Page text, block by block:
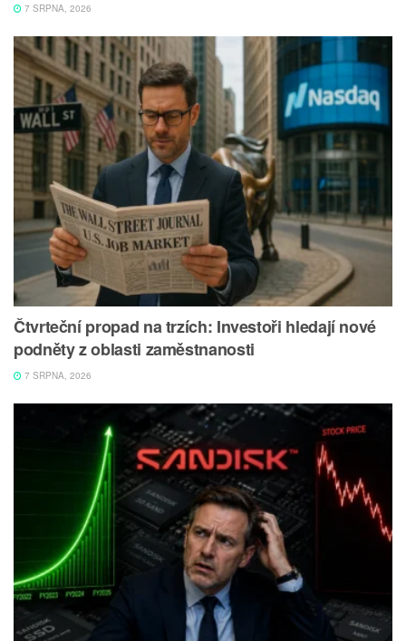
7 SRPNA, 2026
Čtvrteční propad na trzích: Investoři hledají nové
podněty z oblasti zaměstnanosti
7 SRPNA, 2026